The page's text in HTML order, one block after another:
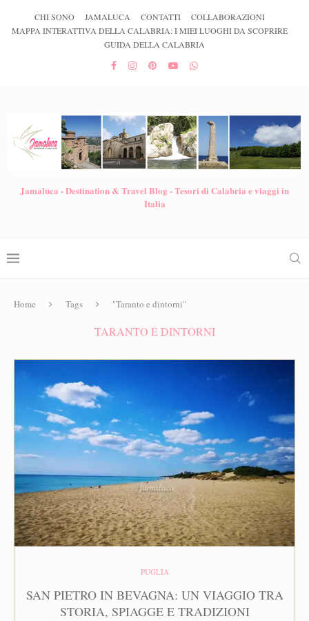
CHI SONO JAMALUCA CONTATTI
COLLABORAZIONI
MAPPA INTERATTIVA DELLA CALABRIA: I MIEI LUOGHI DA SCOPRIRE
GUIDA DELLA CALABRIA
Jamaluca - Destination & Travel Blog - Tesori di Calabria e viaggi in
Italia
Home Tags "Taranto e dintorni"
TARANTO E DINTORNI
PUGLIA
SAN PIETRO IN BEVAGNA: UN VIAGGIO TRA
STORIA, SPIAGGE E TRADIZIONI